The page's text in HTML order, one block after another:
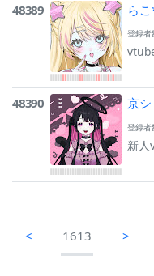
48389 ら
登録者
48390 京シ
登録者
新
< 1613 >